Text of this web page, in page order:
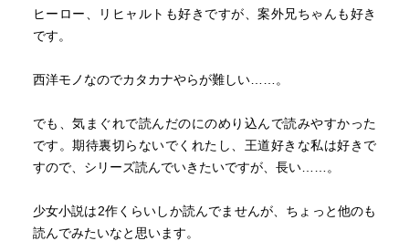
ヒーロー、リヒャルトも好きですが、案外兄ちゃんも好き
です。
西洋モノなのでカタカナやらが難しい……。
でも、気まぐれで読んだのにのめり込んで読みやすかった
です。期待裏切らないでくれたし、王道好きな私は好きで
すので、シリーズ読んでいきたいですが、長い……。
少女小説は2作くらいしか読んでませんが、ちょっと他のも
読んでみたいなと思います。